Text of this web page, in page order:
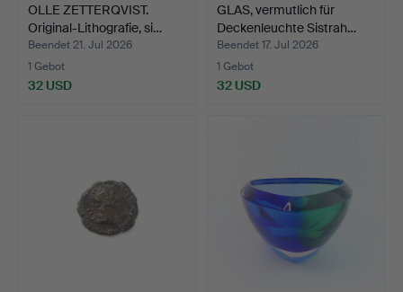
OLLE ZETTERQVIST.
Original-Lithografie, si…
Beendet 21. Jul 2026
1 Gebot
32 USD
GLAS, vermutlich für
Deckenleuchte Sistrah…
Beendet 17. Jul 2026
1 Gebot
32 USD